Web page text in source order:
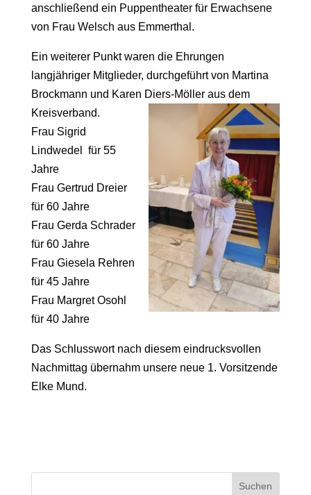
anschließend ein Puppentheater für Erwachsene
von Frau Welsch aus Emmerthal.
Ein weiterer Punkt waren die Ehrungen
langjähriger Mitglieder, durchgeführt von Martina
Brockmann und Karen Diers-Möller aus dem
Kreisverband.
Frau Sigrid
Lindwedel für 55
Jahre
Frau Gertrud Dreier
für 60 Jahre
Frau Gerda Schrader
für 60 Jahre
Frau Giesela Rehren
für 45 Jahre
Frau Margret Osohl
für 40 Jahre
Das Schlusswort nach diesem eindrucksvollen
Nachmittag übernahm unsere neue 1. Vorsitzende
Elke Mund.